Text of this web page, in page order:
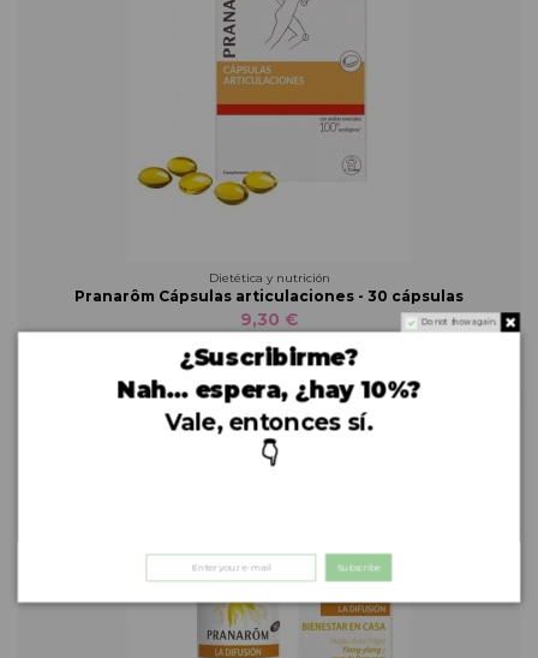
Dietética y nutrición
Pranarôm Cápsulas articulaciones - 30 cápsulas
9,30 €
Cómpralo ya!
Do not show again.
¿Suscribirme?
Nah… espera, ¿hay 10%?
Vale, entonces sí.
👇
Subscribe